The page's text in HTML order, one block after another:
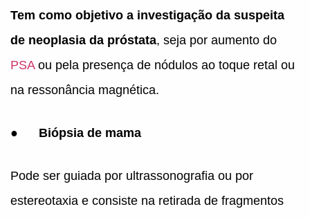
Tem como objetivo a investigação da suspeita
de neoplasia da próstata, seja por aumento do
PSAou pela presença de nódulos ao toque retal ou
na ressonância magnética.
● Biópsia de mama
Pode ser guiada por ultrassonografia ou por
estereotaxia e consiste na retirada de fragmentos